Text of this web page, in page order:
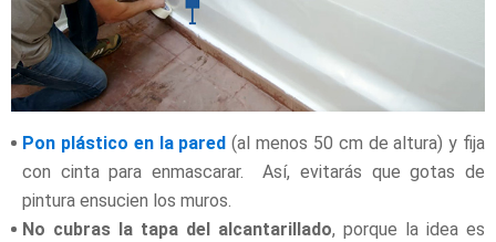
Pon plástico en la pared (al menos 50 cm de altura) y fija
con cinta para enmascarar. Así, evitarás que gotas de
pintura ensucien los muros.
No cubras la tapa del alcantarillado, porque la idea es